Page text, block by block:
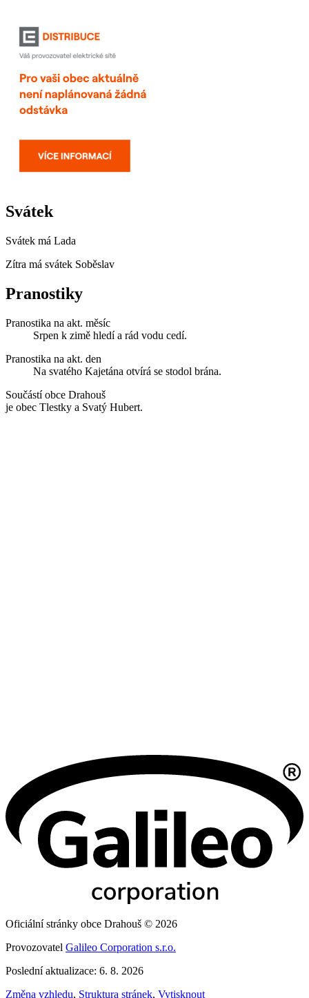
Svátek
Svátek má Lada
Zítra má svátek Soběslav
Pranostiky
Pranostika na akt. měsíc
Srpen k zimě hledí a rád vodu cedí.
Pranostika na akt. den
Na svatého Kajetána otvírá se stodol brána.
Součástí obce Drahouš
je obec Tlestky a Svatý Hubert.
Oficiální stránky obce Drahouš © 2026
Provozovatel Galileo Corporation s.r.o.
Poslední aktualizace: 6. 8. 2026
Změna vzhledu, Struktura stránek, Vytisknout